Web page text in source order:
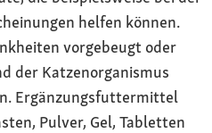
helfen können.
vorgebeugt oder
der Katzenorganismus
Ergänzungsfuttermittel
Pulver, Gel, Tabletten